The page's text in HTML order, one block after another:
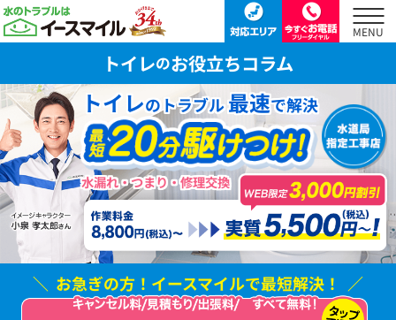
トイレのお役立ちコラム
トイレのトラブル最速で解決
水漏れ・つまり・修理交換
お急ぎの方！ イースマイルで最短解決！